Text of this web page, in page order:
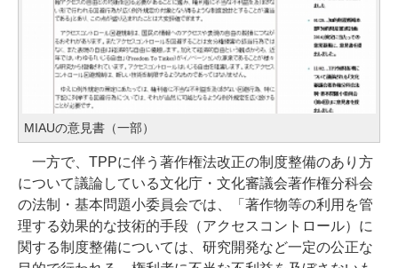
MIAUの意見書（一部）
一方で、TPPに伴う著作権法改正の制度整備のあり方
について議論している文化庁・文化審議会著作権分科会
の法制・基本問題小委員会では、「著作物等の利用を管
理する効果的な技術的手段（アクセスコントロール）に
関する制度整備については、研究開発など一定の公正な